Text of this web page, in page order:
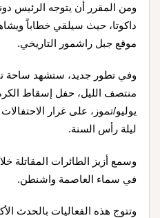
ومن المقرر أن يتوجه الرئيس
داكوتا، حيث سيلقي خطاباً
موقع جبل راشمور التاريخي.
وفي تطور جديد، ستشهد ساحة
منتصف الليل، حفل إسقاط
يوليو/تموز، على غرار
ليلة رأس السنة.
وسمع أزيز الطائرات المقاتلة
في سماء العاصمة واشنطن.
وتتوج هذه الفعاليات بالحدث